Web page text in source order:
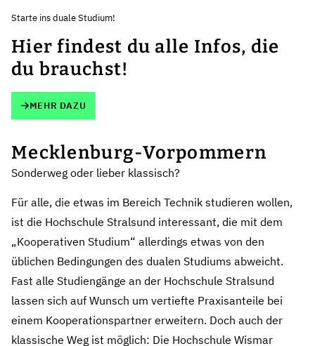
Starte ins duale Studium!
Hier findest du alle Infos, die
du brauchst!
MEHR DAZU
Mecklenburg-Vorpommern
Sonderweg oder lieber klassisch?
Für alle, die etwas im Bereich Technik studieren wollen,
ist die Hochschule Stralsund interessant, die mit dem
„Kooperativen Studium“ allerdings etwas von den
üblichen Bedingungen des dualen Studiums abweicht.
Fast alle Studiengänge an der Hochschule Stralsund
lassen sich auf Wunsch um vertiefte Praxisanteile bei
einem Kooperationspartner erweitern. Doch auch der
klassische Weg ist möglich: Die Hochschule Wismar